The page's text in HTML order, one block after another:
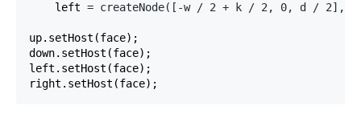
    left
= createNode([-w / 2 + k / 2, 0, d /
up.setHost(face);
down.setHost(face);
left.setHost(face);
right.setHost(face);